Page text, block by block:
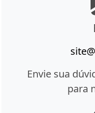
Envie sua
para